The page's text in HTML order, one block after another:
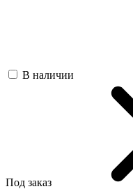
В наличии
Под заказ